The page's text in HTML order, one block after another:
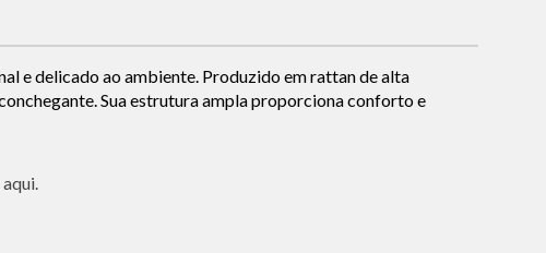
e delicado ao ambiente. Produzido em rattan de alta
Sua estrutura ampla proporciona conforto e